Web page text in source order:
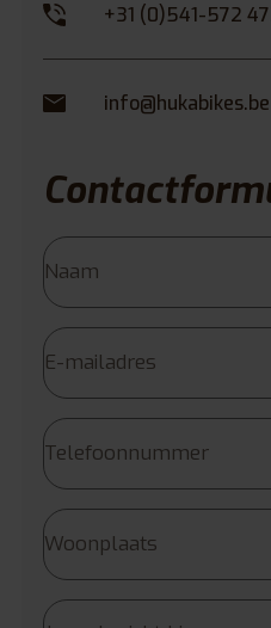
+31 (0)541-572
info@hukabikes.be